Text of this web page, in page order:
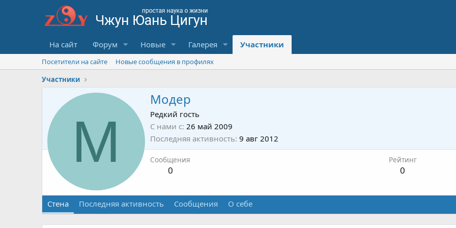
На сайт Форум Новые Галерея Участники
Посетители на сайте
Новые сообщения в профилях
Участники
М
Модер
Редкий гость
С нами с 26 май 2009
Последняя активность 9 авг 2012
Сообщения
0
Рейтинг
0
Стена Последняя активность Сообщения О себе